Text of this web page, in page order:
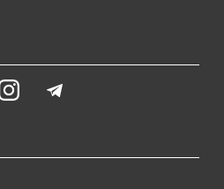
Instagram